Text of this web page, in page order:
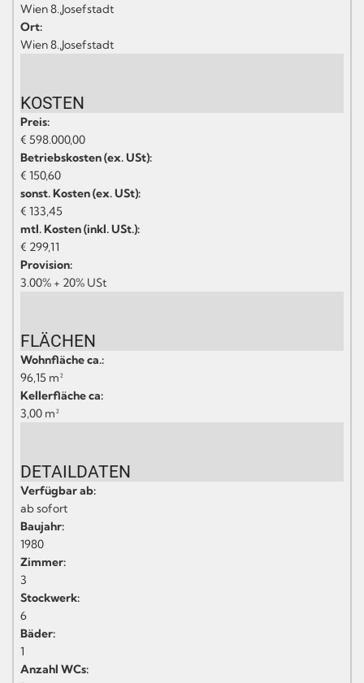
Wien 8.,Josefstadt
Ort:
Wien 8.,Josefstadt
KOSTEN
Preis:
€ 598.000,00
Betriebskosten (ex. USt):
€ 150,60
sonst. Kosten (ex. USt):
€ 133,45
mtl. Kosten (inkl. USt.):
€ 299,11
Provision:
3.00% + 20% USt
FLÄCHEN
Wohnfläche ca.:
96,15 m²
Kellerfläche ca:
3,00 m²
DETAILDATEN
Verfügbar ab:
ab sofort
Baujahr:
1980
Zimmer:
3
Stockwerk:
6
Bäder:
1
Anzahl WCs: